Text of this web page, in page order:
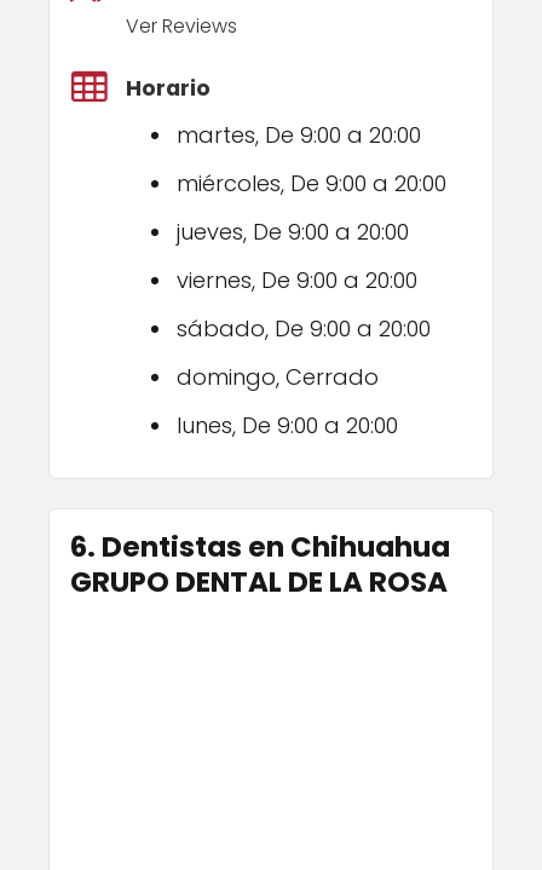
Ver Reviews
Horario
martes, De 9:00 a 20:00
miércoles, De 9:00 a 20:00
jueves, De 9:00 a 20:00
viernes, De 9:00 a 20:00
sábado, De 9:00 a 20:00
domingo, Cerrado
lunes, De 9:00 a 20:00
6. Dentistas en Chihuahua
GRUPO DENTAL DE LA ROSA